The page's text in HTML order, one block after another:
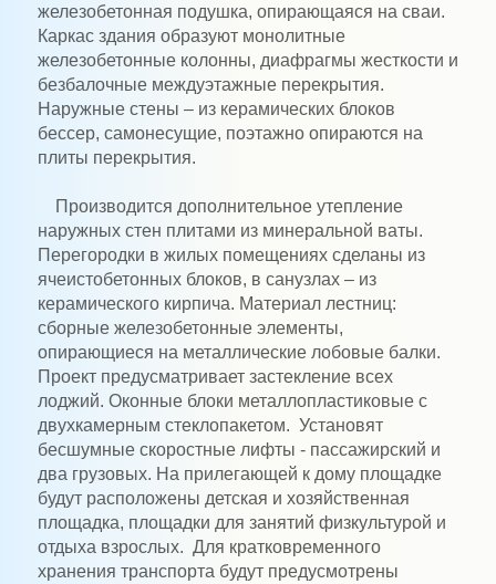
железобетонная подушка, опирающаяся на сваи.
Каркас здания образуют монолитные
железобетонные колонны, диафрагмы жесткости и
безбалочные междуэтажные перекрытия.
Наружные стены – из керамических блоков
бессер, самонесущие, поэтажно опираются на
плиты перекрытия.
Производится дополнительное утепление
наружных стен плитами из минеральной ваты.
Перегородки в жилых помещениях сделаны из
ячеистобетонных блоков, в санузлах – из
керамического кирпича. Материал лестниц:
сборные железобетонные элементы,
опирающиеся на металлические лобовые балки.
Проект предусматривает застекление всех
лоджий. Оконные блоки металлопластиковые с
двухкамерным стеклопакетом. Установят
бесшумные скоростные лифты - пассажирский и
два грузовых. На прилегающей к дому площадке
будут расположены детская и хозяйственная
площадка, площадки для занятий физкультурой и
отдыха взрослых. Для кратковременного
хранения транспорта будут предусмотрены